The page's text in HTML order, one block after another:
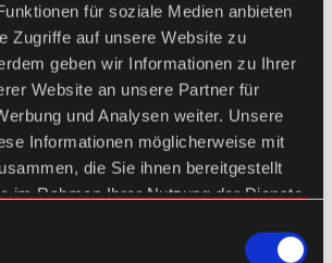
für soziale Medien anbieten
Zugriffe auf unsere Website zu
geben wir Informationen zu Ihrer
Website an unsere Partner für
und Analysen weiter. Unsere
Informationen möglicherweise mit
die Sie ihnen bereitgestellt
im Rahmen Ihrer Nutzung der Dienste